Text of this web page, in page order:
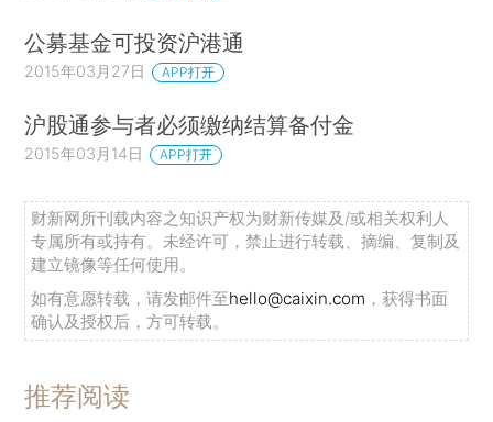
公募基金可投资沪港通
2015年03月27日 APP打开
沪股通参与者必须缴纳结算备付金
2015年03月14日 APP打开
财新网所刊载内容之知识产权为财新传媒及/或相关权利人
专属所有或持有。未经许可，禁止进行转载、摘编、复制及
建立镜像等任何使用。
如有意愿转载，请发邮件至hello@caixin.com ，获得书面
确认及授权后，方可转载。
推荐阅读